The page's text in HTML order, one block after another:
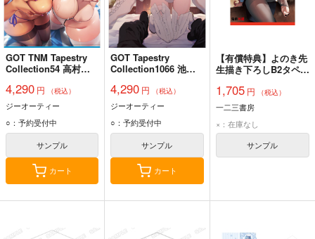
GOT TNM Tapestry
Collection54 高村わ
4,290 円 （税込）
ジーオーティー
○：予約受付中
サンプル
カート
GOT Tapestry
Collection1066 池内
4,290 円 （税込）
ジーオーティー
○：予約受付中
サンプル
カート
【有償特典】よのき先
生描き下ろしB2タペス
12）
1,705円 （税込）
一二三書房
×：在庫なし
サンプル